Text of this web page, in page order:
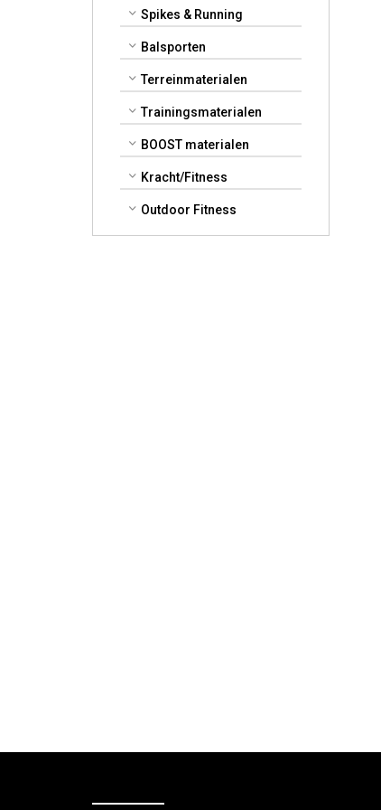
Spikes & Running
Balsporten
Terreinmaterialen
Trainingsmaterialen
BOOST materialen
Kracht/Fitness
Outdoor Fitness